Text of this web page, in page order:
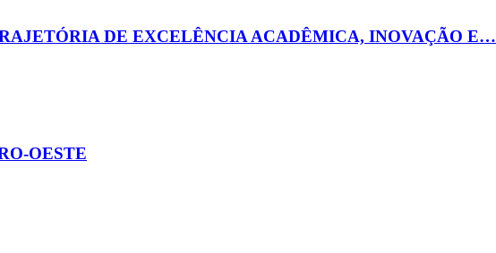
DE EXCELÊNCIA ACADÊMICA, INOVAÇÃO E…
OESTE